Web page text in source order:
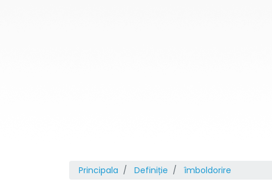
Principala Definiție îmboldorire